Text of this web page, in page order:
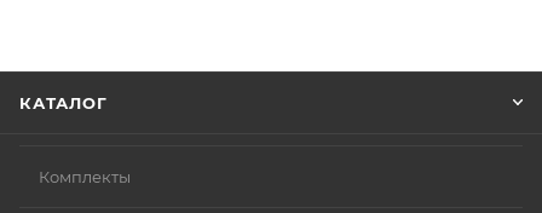
КАТАЛОГ
Комплекты